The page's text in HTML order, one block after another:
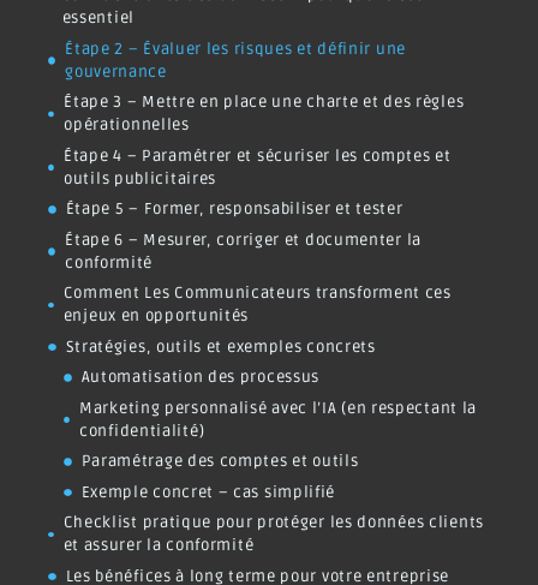
essentiel
Étape 2 – Évaluer les risques et définir une
gouvernance
Étape 3 – Mettre en place une charte et des règles
opérationnelles
Étape 4 – Paramétrer et sécuriser les comptes et
outils publicitaires
Étape 5 – Former, responsabiliser et tester
Étape 6 – Mesurer, corriger et documenter la
conformité
Comment Les Communicateurs transforment ces
enjeux en opportunités
Stratégies, outils et exemples concrets
Automatisation des processus
Marketing personnalisé avec l’IA (en respectant la
confidentialité)
Paramétrage des comptes et outils
Exemple concret – cas simplifié
Checklist pratique pour protéger les données clients
et assurer la conformité
Les bénéfices à long terme pour votre entreprise